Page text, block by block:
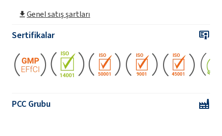
Genel satış şartları
Sertifikalar
PCC Grubu